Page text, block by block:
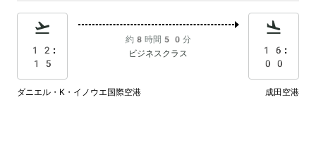
12:
15
約8時間50分
ビジネスクラス
16:
00
ダニエル・K・イノウエ国際空港 成田空港